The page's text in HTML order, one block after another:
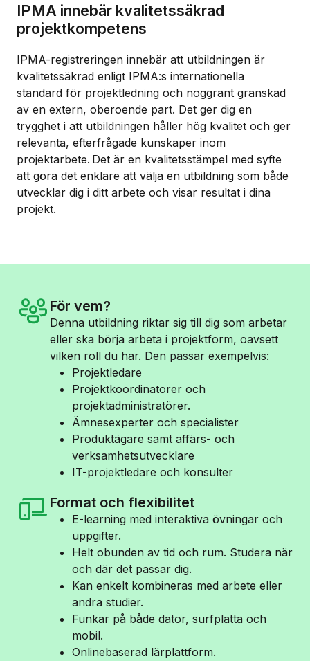
IPMA innebär kvalitetssäkrad
projektkompetens
IPMA-registreringen innebär att utbildningen är
kvalitetssäkrad enligt IPMA:s internationella
standard för projektledning och noggrant granskad
av en extern, oberoende part. Det ger dig en
trygghet i att utbildningen håller hög kvalitet och ger
relevanta, efterfrågade kunskaper inom
projektarbete. Det är en kvalitetsstämpel med syfte
att göra det enklare att välja en utbildning som både
utvecklar dig i ditt arbete och visar resultat i dina
projekt.
För vem?
Denna utbildning riktar sig till dig som arbetar
eller ska börja arbeta i projektform, oavsett
vilken roll du har. Den passar exempelvis:
Projektledare
Projektkoordinatorer och
projektadministratörer.
Ämnesexperter och specialister
Produktägare samt affärs- och
verksamhetsutvecklare
IT-projektledare och konsulter
Format och flexibilitet
E-learning med interaktiva övningar och
uppgifter.
Helt obunden av tid och rum. Studera när
och där det passar dig.
Kan enkelt kombineras med arbete eller
andra studier.
Funkar på både dator, surfplatta och
mobil.
Onlinebaserad lärplattform.